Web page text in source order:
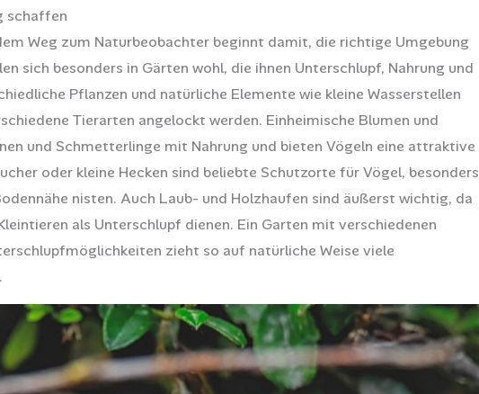
schaffen
Weg zum Naturbeobachter beginnt damit, die richtige Umgebung
sich besonders in Gärten wohl, die ihnen Unterschlupf, Nahrung und
Pflanzen und natürliche Elemente wie kleine Wasserstellen
Tierarten angelockt werden. Einheimische Blumen und
und Schmetterlinge mit Nahrung und bieten Vögeln eine attraktive
oder kleine Hecken sind beliebte Schutzorte für Vögel, besonders
nisten. Auch Laub- und Holzhaufen sind äußerst wichtig, da
als Unterschlupf dienen. Ein Garten mit verschiedenen
zieht so auf natürliche Weise viele